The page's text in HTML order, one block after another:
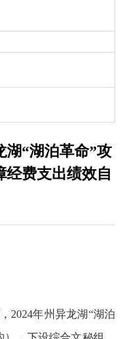
湖“湖泊革命”攻
经费支出绩效自
2024年州异龙湖“湖泊